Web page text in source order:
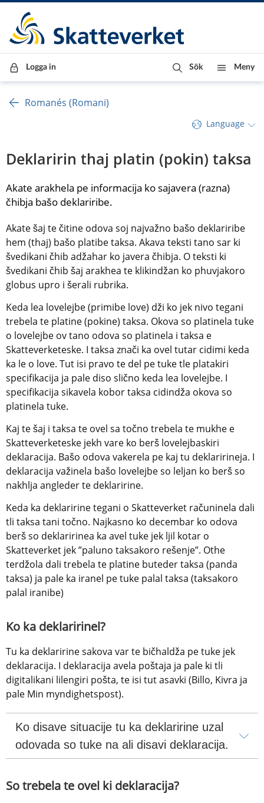
Till innehåll
Till navigationen
Till chattrobot
Logga in Sök Meny
Romanés (Romani)
Language
Deklaririn thaj platin (pokin) taksa
Akate arakhela pe informacija ko sajavera (razna)
čhibja bašo deklariribe.
Akate šaj te čitine odova soj najvažno bašo deklariribe
hem (thaj) bašo platibe taksa. Akava teksti tano sar ki
švedikani čhib adžahar ko javera čhibja. O teksti ki
švedikani čhib šaj arakhea te klikindžan ko phuvjakoro
globus upro i šerali rubrika.
Keda lea lovelejbe (primibe love) dži ko jek nivo tegani
trebela te platine (pokine) taksa. Okova so platinela tuke
o lovelejbe ov tano odova so platinela i taksa e
Skatteverketeske. I taksa znači ka ovel tutar cidimi keda
ka le o love. Tut isi pravo te del pe tuke tle platakiri
specifikacija ja pale diso slično keda lea lovelejbe. I
specifikacija sikavela kobor taksa cidindža okova so
platinela tuke.
Kaj te šaj i taksa te ovel sa točno trebela te mukhe e
Skatteverketeske jekh vare ko berš lovelejbaskiri
deklaracija. Bašo odova vakerela pe kaj tu deklaririneja. I
deklaracija važinela bašo lovelejbe so leljan ko berš so
nakhlja angleder te deklaririne.
Keda ka deklaririne tegani o Skatteverket računinela dali
tli taksa tani točno. Najkasno ko decembar ko odova
berš so deklaririnea ka avel tuke jek ljil kotar o
Skatteverket jek ”paluno taksakoro rešenje”. Othe
terdžola dali trebela te platine buteder taksa (panda
taksa) ja pale ka iranel pe tuke palal taksa (taksakoro
palal iranibe)
Ko ka deklaririnel?
Tu ka deklaririne sakova var te bičhaldža pe tuke jek
deklaracija. I deklaracija avela poštaja ja pale ki tli
digitalikani lilengiri pošta, te isi tut asavki (Billo, Kivra ja
pale Min myndighetspost).
Ko disave situacije tu ka deklaririne uzal
odovada so tuke na ali disavi deklaracija.
So trebela te ovel ki deklaracija?